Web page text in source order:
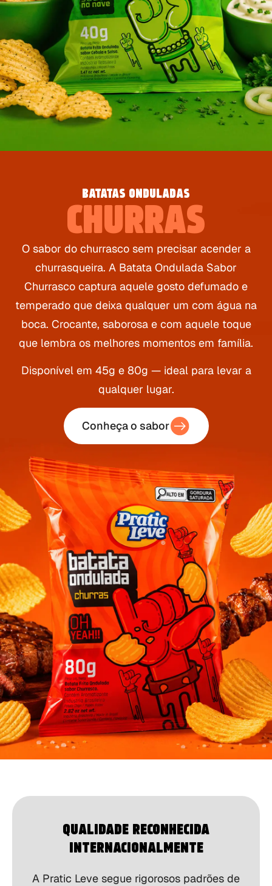
BATATAS ONDULADAS
CHURRAS
O sabor do churrasco sem precisar acender a
churrasqueira. A Batata Ondulada Sabor
Churrasco captura aquele gosto defumado e
temperado que deixa qualquer um com água na
boca. Crocante, saborosa e com aquele toque
que lembra os melhores momentos em família.
Disponível em 45g e 80g — ideal para levar a
qualquer lugar.
Conheça o sabor
QUALIDADE RECONHECIDA
INTERNACIONALMENTE
A Pratic Leve segue rigorosos padrões de